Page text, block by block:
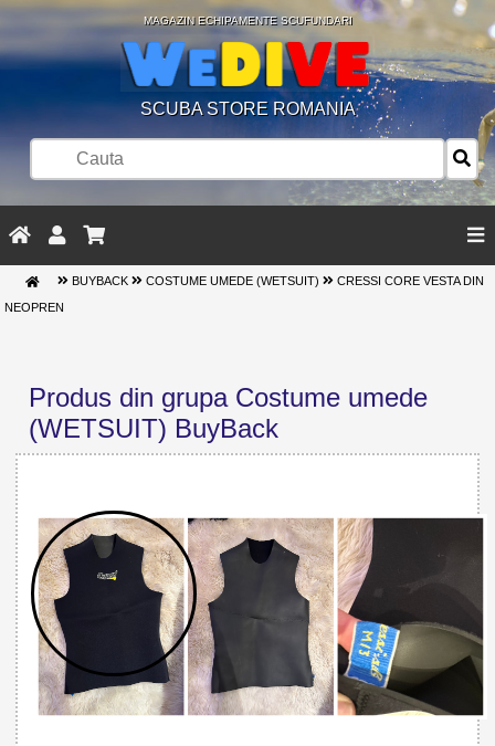
MAGAZIN ECHIPAMENTE SCUFUNDARI
SCUBA STORE ROMANIA
BUYBACK COSTUME UMEDE (WETSUIT) CRESSI CORE VESTA DIN
NEOPREN
Produs din grupa Costume umede
(WETSUIT) BuyBack